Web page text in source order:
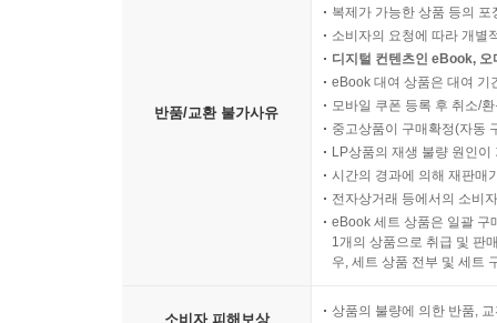
반품/교환 불가사유
복제가 가능한 상품 등의
소비자의 요청에 따라 개별
디지털 컨텐츠인 eBook,
eBook 대여 상품은 대여 기
모바일 쿠폰 등록 후 취소/
중고상품이 구매확정(자동
LP상품의 재생 불량 원인
시간의 경과에 의해 재판매
전자상거래 등에서의 소비
eBook 세트 상품은 일괄 구
1개의 상품으로 취급 및 판
우, 세트 상품 전부 및 세트
소비자 피해보상 상품의 불량에 의한 반품,